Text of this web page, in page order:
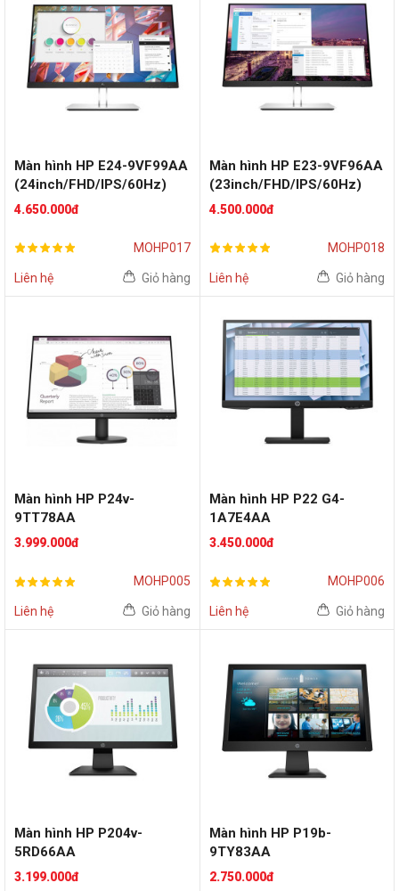
Màn hình HP E24-9VF99AA
(24inch/FHD/IPS/60Hz)
4.650.000đ
MOHP017
Liên hệ Giỏ hàng
Màn hình HP E23-9VF96AA
(23inch/FHD/IPS/60Hz)
4.500.000đ
MOHP018
Liên hệ Giỏ hàng
Màn hình HP P24v-
9TT78AA
(24inch/FHD/IPS/60Hz)
3.999.000đ
MOHP005
Liên hệ Giỏ hàng
Màn hình HP P22 G4-
1A7E4AA
(22inch/FHD/IPS/60Hz)
3.450.000đ
MOHP006
Liên hệ Giỏ hàng
Màn hình HP P204v-
5RD66AA
(20inch/HD+/TN/60Hz)
3.199.000đ
Màn hình HP P19b-
9TY83AA
(19inch/HD/TN/60Hz)
2.750.000đ